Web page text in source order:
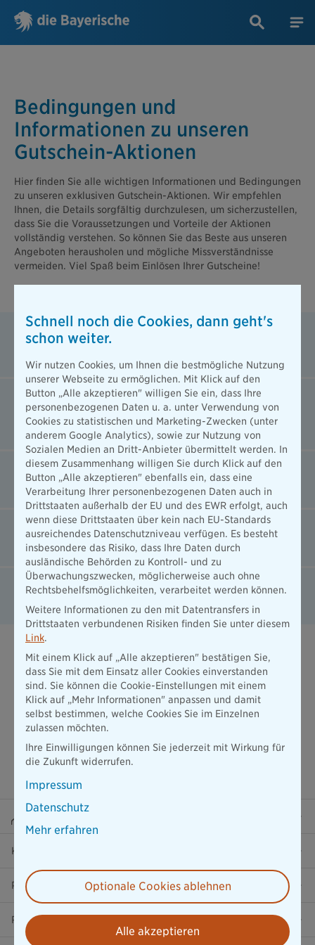
Bedingungen und
Informationen zu unseren
Gutschein-Aktionen
Hier finden Sie alle wichtigen Informationen und Bedingungen
zu unseren exklusiven Gutschein-Aktionen. Wir empfehlen
Ihnen, die Details sorgfältig durchzulesen, um sicherzustellen,
dass Sie die Voraussetzungen und Vorteile der Aktionen
vollständig verstehen. So können Sie das Beste aus unseren
Angeboten herausholen und mögliche Missverständnisse
vermeiden. Viel Spaß beim Einlösen Ihrer Gutscheine!
Amazon Gutschein-Aktion: Bedingungen für die
Private Hausrat- und Private
Haftpflichtversicherung
Amazon Gutschein-Aktion: Bedingungen für die
Krankenhauszusatzversicherung für
Bundepolizisten
RideLink Gutschein-Aktion: Bedingungen für die
Motorradversicherung
happybrush Gutschein-Aktion: Bedingungen für
die Zahnzusatzversicherung
Amazon Gutschein-Aktion: Bedingungen für die
Tier-Krankenversicherungen
Karriere
Presse
Ratgeber
Schnell noch die Cookies, dann geht's
schon weiter.
Wir nutzen Cookies, um Ihnen die bestmögliche Nutzung
unserer Webseite zu ermöglichen. Mit Klick auf den
Button „Alle akzeptieren" willigen Sie ein, dass Ihre
personenbezogenen Daten u. a. unter Verwendung von
Cookies zu statistischen und Marketing-Zwecken (unter
anderem Google Analytics), sowie zur Nutzung von
Sozialen Medien an Dritt-Anbieter übermittelt werden. In
diesem Zusammenhang willigen Sie durch Klick auf den
Button „Alle akzeptieren" ebenfalls ein, dass eine
Verarbeitung Ihrer personenbezogenen Daten auch in
Drittstaaten außerhalb der EU und des EWR erfolgt, auch
wenn diese Drittstaaten über kein nach EU-Standards
ausreichendes Datenschutzniveau verfügen. Es besteht
insbesondere das Risiko, dass Ihre Daten durch
ausländische Behörden zu Kontroll- und zu
Überwachungszwecken, möglicherweise auch ohne
Rechtsbehelfsmöglichkeiten, verarbeitet werden können.
Weitere Informationen zu den mit Datentransfers in
Drittstaaten verbundenen Risiken finden Sie unter diesem
Link.
Mit einem Klick auf „Alle akzeptieren" bestätigen Sie,
dass Sie mit dem Einsatz aller Cookies einverstanden
sind. Sie können die Cookie-Einstellungen mit einem
Klick auf „Mehr Informationen" anpassen und damit
selbst bestimmen, welche Cookies Sie im Einzelnen
zulassen möchten.
Ihre Einwilligungen können Sie jederzeit mit Wirkung für
die Zukunft widerrufen.
Impressum
Datenschutz
Mehr erfahren
Optionale Cookies ablehnen
Alle akzeptieren